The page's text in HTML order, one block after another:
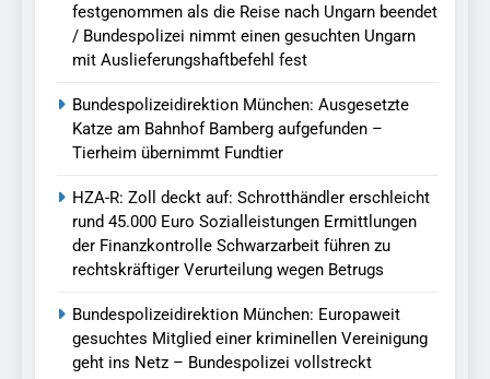
festgenommen als die Reise nach Ungarn beendet
/ Bundespolizei nimmt einen gesuchten Ungarn
mit Auslieferungshaftbefehl fest
Bundespolizeidirektion München: Ausgesetzte
Katze am Bahnhof Bamberg aufgefunden –
Tierheim übernimmt Fundtier
HZA-R: Zoll deckt auf: Schrotthändler erschleicht
rund 45.000 Euro Sozialleistungen Ermittlungen
der Finanzkontrolle Schwarzarbeit führen zu
rechtskräftiger Verurteilung wegen Betrugs
Bundespolizeidirektion München: Europaweit
gesuchtes Mitglied einer kriminellen Vereinigung
geht ins Netz – Bundespolizei vollstreckt